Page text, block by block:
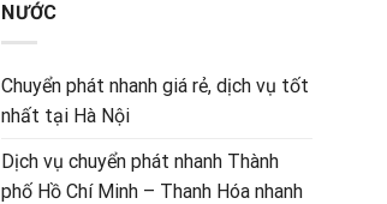
NƯỚC
Chuyển phát nhanh giá rẻ, dịch vụ tốt
nhất tại Hà Nội
Dịch vụ chuyển phát nhanh Thành
phố Hồ Chí Minh – Thanh Hóa nhanh